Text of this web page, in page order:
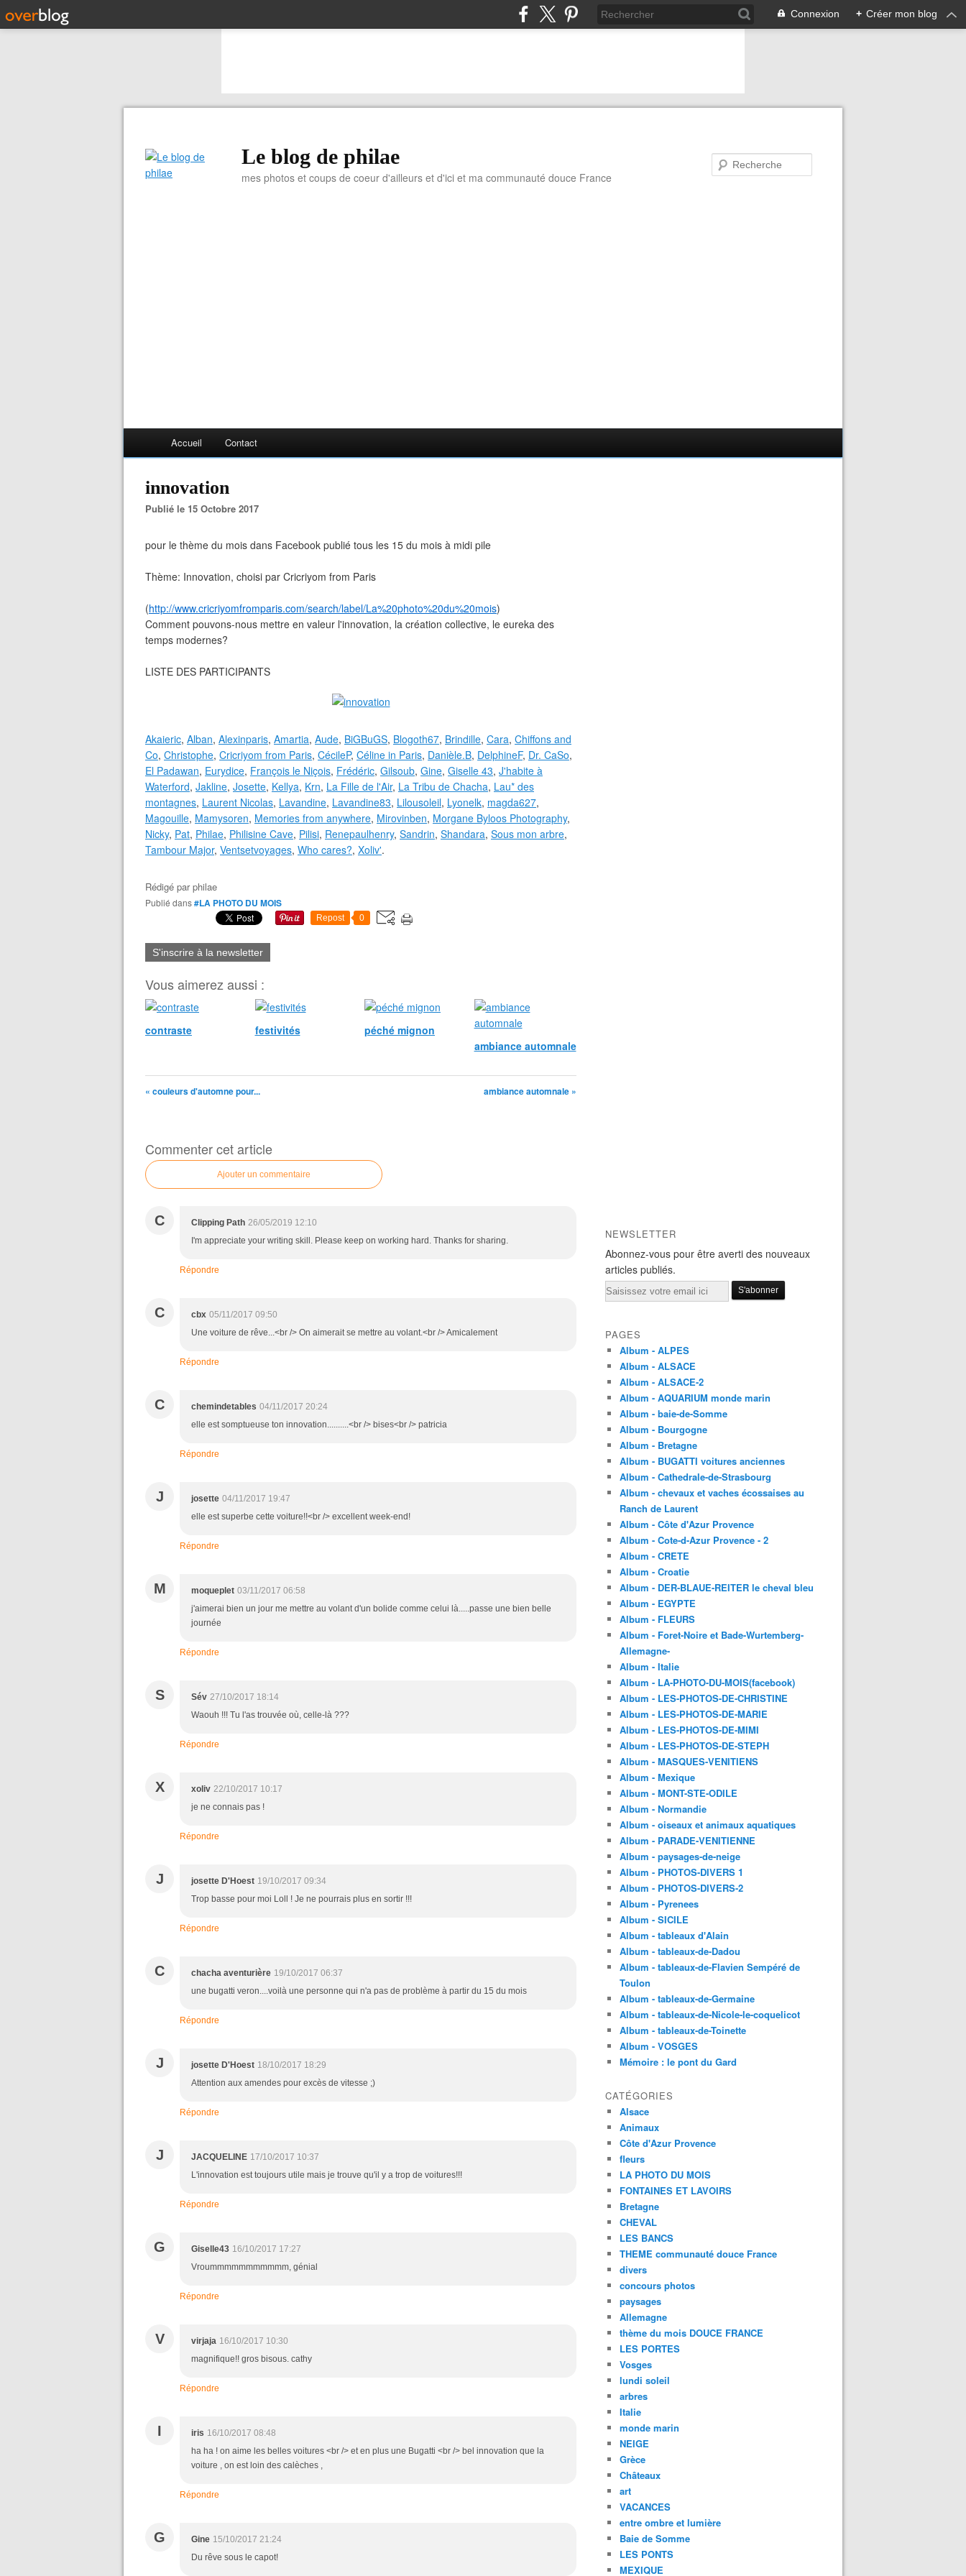
Connexion + Créer mon blog
Le blog de philae
mes photos et coups de coeur d'ailleurs et d'ici et ma communauté douce France
Accueil Contact
innovation
Publié le 15 Octobre 2017
pour le thème du mois dans Facebook publié tous les 15 du mois à midi pile
Thème: Innovation, choisi par Cricriyom from Paris
(http://www.cricriyomfromparis.com/search/label/La%20photo%20du%20mois)
Comment pouvons-nous mettre en valeur l'innovation, la création collective, le eureka des
temps modernes?
LISTE DES PARTICIPANTS
Akaieric, Alban, Alexinparis, Amartia, Aude, BiGBuGS, Blogoth67, Brindille, Cara, Chiffons and
Co, Christophe, Cricriyom from Paris, CécileP, Céline in Paris, Danièle.B, DelphineF, Dr. CaSo,
El Padawan, Eurydice, François le Niçois, Frédéric, Gilsoub, Gine, Giselle 43, J'habite à
Waterford, Jakline, Josette, Kellya, Krn, La Fille de l'Air, La Tribu de Chacha, Lau* des
montagnes, Laurent Nicolas, Lavandine, Lavandine83, Lilousoleil, Lyonelk, magda627,
Magouille, Mamysoren, Memories from anywhere, Mirovinben, Morgane Byloos Photography,
Nicky, Pat, Philae, Philisine Cave, Pilisi, Renepaulhenry, Sandrin, Shandara, Sous mon arbre,
Tambour Major, Ventsetvoyages, Who cares?, Xoliv'.
Rédigé parphilae
Publié dans#LA PHOTO DU MOIS
Repost 0
S'inscrire à la newsletter
Vous aimerez aussi :
contraste festivités
péché mignon
ambiance automnale
« couleurs d'automne pour... ambiance automnale »
Commenter cet article
Ajouter un commentaire
C Clipping Path 26/05/2019 12:10
I'm appreciate your writing skill. Please keep on working hard. Thanks for sharing.
Répondre
C cbx 05/11/2017 09:50
Une voiture de rêve...<br /> On aimerait se mettre au volant.<br /> Amicalement
Répondre
C chemindetables 04/11/2017 20:24
elle est somptueuse ton innovation..........<br /> bises<br /> patricia
Répondre
J josette 04/11/2017 19:47
elle est superbe cette voiture!!<br /> excellent week-end!
Répondre
M moqueplet 03/11/2017 06:58
j'aimerai bien un jour me mettre au volant d'un bolide comme celui là.....passe une bien belle
journée
Répondre
S Sév 27/10/2017 18:14
Waouh !!! Tu l'as trouvée où, celle-là ???
Répondre
X xoliv 22/10/2017 10:17
je ne connais pas !
Répondre
J josette D'Hoest 19/10/2017 09:34
Trop basse pour moi Loll ! Je ne pourrais plus en sortir !!!
Répondre
C chacha aventurière 19/10/2017 06:37
une bugatti veron....voilà une personne qui n'a pas de problème à partir du 15 du mois
Répondre
J josette D'Hoest 18/10/2017 18:29
Attention aux amendes pour excès de vitesse ;)
Répondre
J JACQUELINE 17/10/2017 10:37
L'innovation est toujours utile mais je trouve qu'il y a trop de voitures!!!
Répondre
G Giselle43 16/10/2017 17:27
Vroummmmmmmmmmm, génial
Répondre
V virjaja 16/10/2017 10:30
magnifique!! gros bisous. cathy
Répondre
I iris 16/10/2017 08:48
ha ha ! on aime les belles voitures <br /> et en plus une Bugatti <br /> bel innovation que la
voiture , on est loin des calèches ,
Répondre
G Gine 15/10/2017 21:24
Du rêve sous le capot!
NEWSLETTER
Abonnez-vous pour être averti des nouveaux
articles publiés.
Email
PAGES
Album - ALPES
Album - ALSACE
Album - ALSACE-2
Album - AQUARIUM monde marin
Album - baie-de-Somme
Album - Bourgogne
Album - Bretagne
Album - BUGATTI voitures anciennes
Album - Cathedrale-de-Strasbourg
Album - chevaux et vaches écossaises au
Ranch de Laurent
Album - Côte d'Azur Provence
Album - Cote-d-Azur Provence - 2
Album - CRETE
Album - Croatie
Album - DER-BLAUE-REITER le cheval bleu
Album - EGYPTE
Album - FLEURS
Album - Foret-Noire et Bade-Wurtemberg-
Allemagne-
Album - Italie
Album - LA-PHOTO-DU-MOIS(facebook)
Album - LES-PHOTOS-DE-CHRISTINE
Album - LES-PHOTOS-DE-MARIE
Album - LES-PHOTOS-DE-MIMI
Album - LES-PHOTOS-DE-STEPH
Album - MASQUES-VENITIENS
Album - Mexique
Album - MONT-STE-ODILE
Album - Normandie
Album - oiseaux et animaux aquatiques
Album - PARADE-VENITIENNE
Album - paysages-de-neige
Album - PHOTOS-DIVERS 1
Album - PHOTOS-DIVERS-2
Album - Pyrenees
Album - SICILE
Album - tableaux d'Alain
Album - tableaux-de-Dadou
Album - tableaux-de-Flavien Sempéré de
Toulon
Album - tableaux-de-Germaine
Album - tableaux-de-Nicole-le-coquelicot
Album - tableaux-de-Toinette
Album - VOSGES
Mémoire : le pont du Gard
CATÉGORIES
Alsace
Animaux
Côte d'Azur Provence
fleurs
LA PHOTO DU MOIS
FONTAINES ET LAVOIRS
Bretagne
CHEVAL
LES BANCS
THEME communauté douce France
divers
concours photos
paysages
Allemagne
thème du mois DOUCE FRANCE
LES PORTES
Vosges
lundi soleil
arbres
Italie
monde marin
NEIGE
Grèce
Châteaux
art
VACANCES
entre ombre et lumière
Baie de Somme
LES PONTS
MEXIQUE